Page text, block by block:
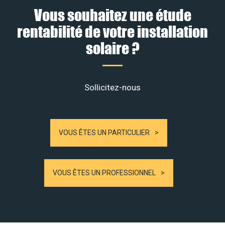
Vous souhaitez une étude
rentabilité de votre installation
solaire ?
Sollicitez-nous
VOUS ÊTES UN PARTICULIER
VOUS ÊTES UN PROFESSIONNEL